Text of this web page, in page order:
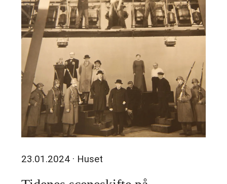
23.01.2024 · Huset